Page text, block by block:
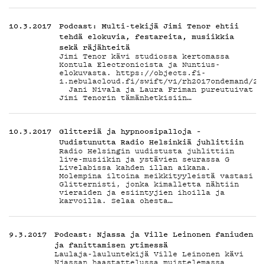
10.3.2017
Podcast: Multi-tekijä Jimi Tenor ehtii
tehdä elokuvia, festareita, musiikkia
sekä räjähteitä
Jimi Tenor kävi studiossa kertomassa
Kontula Electronicista ja Nuntius-
elokuvasta. https://objects.fi-
1.nebulacloud.fi/swift/v1/rh2017ondemand/
Jani Nivala ja Laura Friman pureutuivat
Jimi Tenorin tämänhetkisiin…
10.3.2017
Glitteriä ja hypnoosipalloja –
Uudistunutta Radio Helsinkiä juhlittiin
Radio Helsingin uudistusta juhlittiin
live-musiikin ja ystävien seurassa G
Livelabissa kahden illan aikana.
Molempina iltoina meikkityyleistä vastasi
Glitternisti, jonka kimalletta nähtiin
vieraiden ja esiintyjien ihoilla ja
karvoilla. Selaa ohesta…
9.3.2017
Podcast: Njassa ja Ville Leinonen faniuden
ja fanittamisen ytimessä
Laulaja-lauluntekijä Ville Leinonen kävi
Njassan haastattelussa muistelemassa